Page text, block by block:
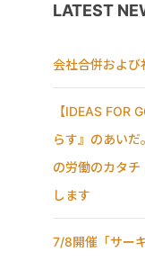
LATEST
会社合併および
【IDEAS FOR
らす』のあい
の労働のカタ
します
7/8開催「サー